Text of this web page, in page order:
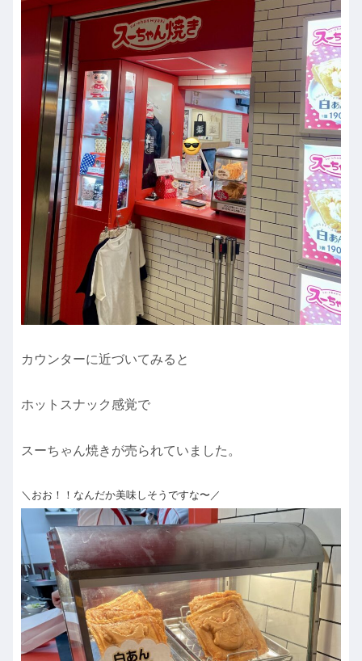
カウンターに近づいてみると
ホットスナック感覚で
スーちゃん焼きが売られていました。
＼おお！！なんだか美味しそうですな〜／